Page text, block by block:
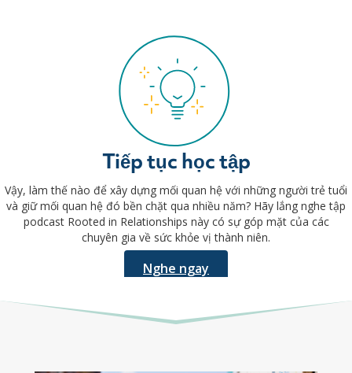
Tiếp tục học tập
Vậy, làm thế nào để xây dựng mối quan hệ với những người trẻ tuổi
và giữ mối quan hệ đó bền chặt qua nhiều năm? Hãy lắng nghe tập
podcast Rooted in Relationships này có sự góp mặt của các
chuyên gia về sức khỏe vị thành niên.
Nghe ngay